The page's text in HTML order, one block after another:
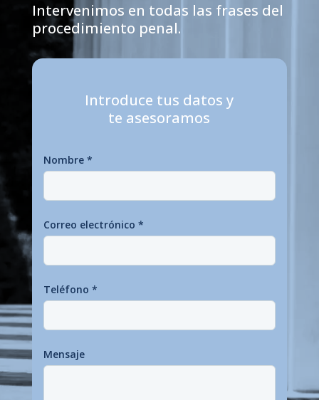
Intervenimos en todas las frases del
procedimiento penal.
Introduce tus datos y
te asesoramos
Nombre *
Correo electrónico *
Teléfono *
Mensaje